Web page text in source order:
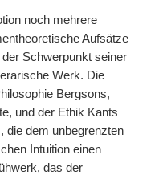
noch mehrere
Aufsätze
Schwerpunkt seiner
Werk. Die
Bergsons,
und der Ethik Kants
die dem unbegrenzten
Intuition einen
das der